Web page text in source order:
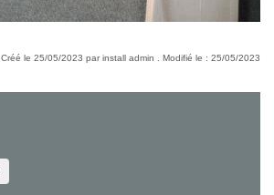
Créé le 25/05/2023 par install admin . Modifié le : 25/05/2023